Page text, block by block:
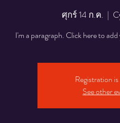
ศุกร์ 14 ก.ค.
  |
I'm a paragraph. Click here to
Registration
See other